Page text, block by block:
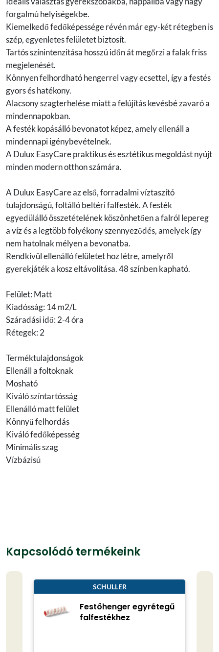
forgalmú helyiségekbe.
Kiemelkedő fedőképessége révén már egy-két rétegben is
szép, egyenletes felületet biztosít.
Tartós színintenzitása hosszú időn át megőrzi a falak friss
megjelenését.
Könnyen felhordható hengerrel vagy ecsettel, így a festés
gyors és hatékony.
Alacsony szagterhelése miatt a felújítás kevésbé zavaró a
mindennapokban.
A festék kopásálló bevonatot képez, amely ellenáll a
mindennapi igénybevételnek.
A Dulux EasyCare praktikus és esztétikus megoldást nyújt
minden modern otthon számára.
A Dulux EasyCare az első, forradalmi víztaszító
tulajdonságú, foltálló beltéri falfesték. A festék
egyedülálló összetételének köszönhetően a falról lepereg
a víz és a legtöbb folyékony szennyeződés, amelyek így
nem hatolnak mélyen a bevonatba.
Rendkívül ellenálló felületet hoz létre, amelyről
gyerekjáték a kosz eltávolítása. 48 színben kapható.
Felület: Matt
Kiadósság: 14 m2/L
Száradási idő: 2-4 óra
Rétegek: 2
Terméktulajdonságok
Ellenáll a foltoknak
Mosható
Kiváló színtartósság
Ellenálló matt felület
Könnyű felhordás
Kiváló fedőképesség
Minimális szag
Vízbázisú
Kapcsolódó termékeink
SCHULLER
Festőhenger egyrétegű
falfestékhez